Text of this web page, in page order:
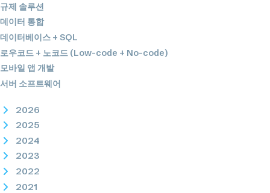
규제 솔루션
데이터 통합
데이터베이스 + SQL
로우코드 + 노코드 (Low-code + No-code)
모바일 앱 개발
서버 소프트웨어
2026
2025
2024
2023
2022
2021